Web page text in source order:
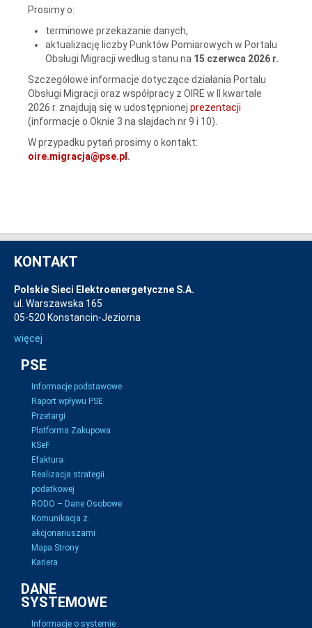
Prosimy o:
terminowe przekazanie danych,
aktualizację liczby Punktów Pomiarowych w Portalu
Obsługi Migracji według stanu na 15 czerwca 2026 r.
Szczegółowe informacje dotyczące działania Portalu
Obsługi Migracji oraz współpracy z OIRE w II kwartale
2026 r. znajdują się w udostępnionej prezentacji
(informacje o Oknie 3 na slajdach nr 9 i 10).
W przypadku pytań prosimy o kontakt:
oire.migracja@pse.pl .
KONTAKT
Polskie Sieci Elektroenergetyczne S.A.
ul. Warszawska 165
05-520 Konstancin-Jeziorna
więcej
PSE
Informacje podstawowe
Raport wpływu PSE
Przetargi
Platforma Zakupowa
KSeF
Efaktura
Realizacja strategii
podatkowej
RODO – Dane Osobowe
Komunikacja z
akcjonariuszami
Mapa Strony
Kariera
DANE
SYSTEMOWE
Informacje o systemie